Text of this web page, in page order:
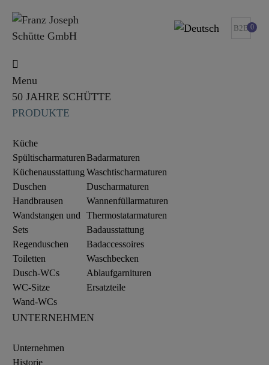
B2B 0
Menu
50 JAHRE SCHÜTTE
PRODUKTE
Küche
Spültischarmaturen
Küchenausstattung
Duschen
Handbrausen
Wandstangen und
Sets
Regenduschen
Toiletten
Dusch-WCs
WC-Sitze
Wand-WCs
Badarmaturen
Waschtischarmaturen
Duscharmaturen
Wannenfüllarmaturen
Thermostatarmaturen
Badausstattung
Badaccessoires
Waschbecken
Ablaufgarnituren
Ersatzteile
UNTERNEHMEN
Unternehmen
Historie